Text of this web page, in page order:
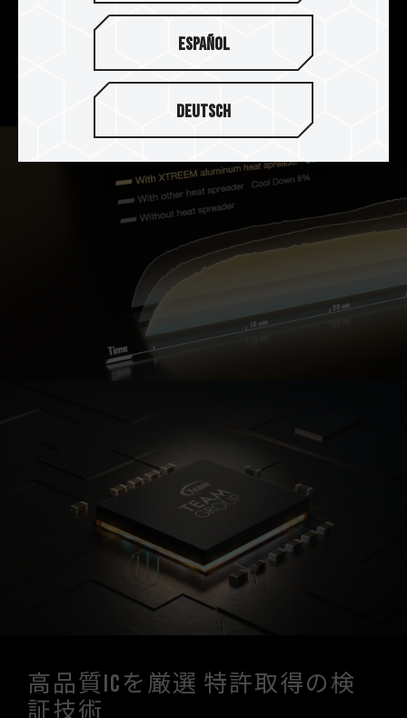
高めるため、熱伝導率を備えた放熱用シリコンも
導入されております。耐酸性、耐腐食性、防錆性に
優れた非導電性の陽極表面により、全体の放熱効
果を高めております。
高品質ICを厳選 特許取得の検
証技術
Español
Deutsch